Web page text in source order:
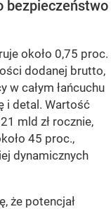
bezpieczeństwo
około 0,75 proc.
dodanej brutto,
w całym łańcuchu
i detal. Wartość
mld zł rocznie,
45 proc.,
dynamicznych
że potencjał